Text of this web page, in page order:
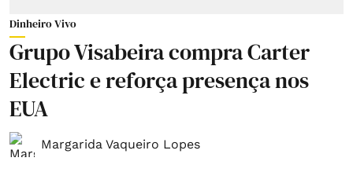
Dinheiro Vivo
Grupo Visabeira compra Carter
Electric e reforça presença nos
EUA
Margarida Vaqueiro Lopes